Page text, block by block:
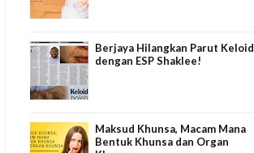
Berjaya Hilangkan Parut Keloid
dengan ESP Shaklee!
Maksud Khunsa, Macam Mana
Bentuk Khunsa dan Organ